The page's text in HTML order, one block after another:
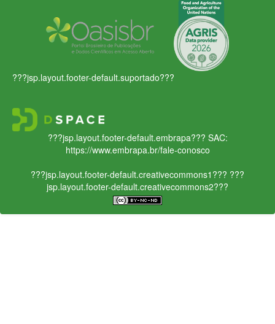
???jsp.layout.footer-default.suportado???
???jsp.layout.footer-default.embrapa??? SAC:
https://www.embrapa.br/fale-conosco
???jsp.layout.footer-default.creativecommons1??? ???
jsp.layout.footer-default.creativecommons2???